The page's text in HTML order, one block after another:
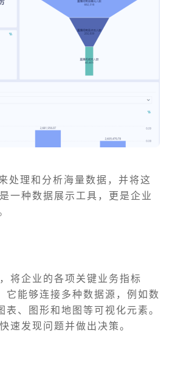
处理和分析海量数据，并将这
一种数据展示工具，更是企业
将企业的各项关键业务指标
它能够连接多种数据源，例如数
、图形和地图等可视化元素。
速发现问题并做出决策。